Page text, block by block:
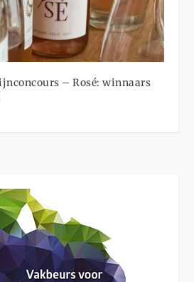
– Rosé: winnaars